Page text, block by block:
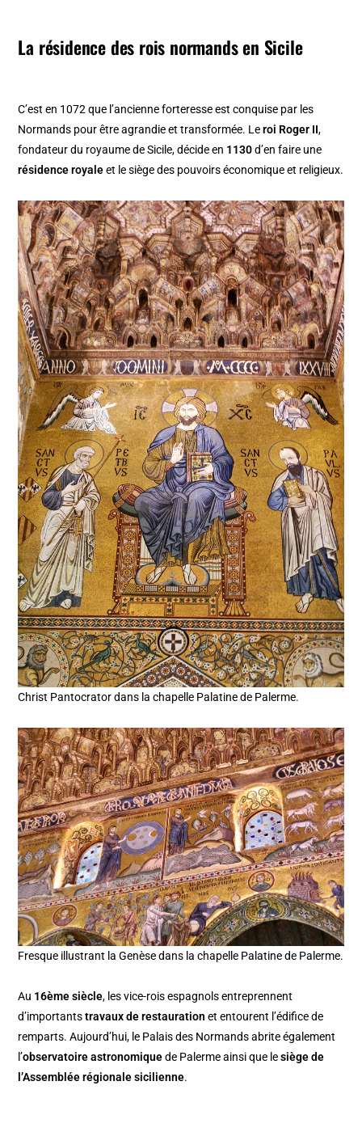
La résidence des rois normands en Sicile
C’est en 1072 que l’ancienne forteresse est conquise par les
Normands pour être agrandie et transformée. Leroi Roger II,
fondateur du royaume de Sicile, décide en 1130d’en faire une
résidence royaleet le siège des pouvoirs économique et religieux.
Christ Pantocrator dans la chapelle Palatine de Palerme.
Fresque illustrant la Genèse dans la chapelle Palatine de Palerme.
Au 16ème siècle, les vice-rois espagnols entreprennent
d’importantstravaux de restauration et entourent l’édifice de
remparts. Aujourd’hui, le Palais des Normands abrite également
l’observatoire astronomiquede Palerme ainsi que lesiège de
l’Assemblée régionale sicilienne.